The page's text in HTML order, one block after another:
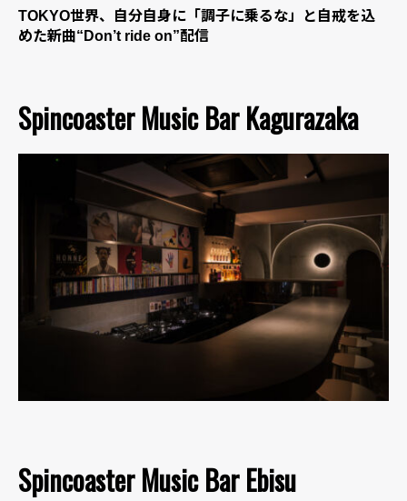
TOKYO世界、自分自身に「調子に乗るな」と自戒を込
めた新曲“Don’t ride on”配信
Spincoaster Music Bar Kagurazaka
Spincoaster Music Bar Ebisu